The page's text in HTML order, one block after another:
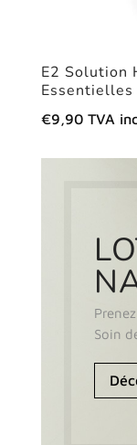
E2 Solution
Essentielles
€9,90 TVA
Soin